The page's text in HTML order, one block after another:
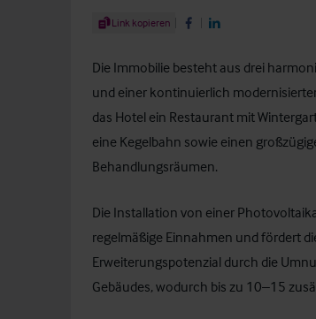
Share Article
Link kopieren Share on Facebook
Share on LinkedIn
Die Immobilie besteht aus drei
und einer kontinuierlich
das Hotel ein Restaurant mit
eine Kegelbahn sowie einen
Behandlungsräumen.
Die Installation von einer
regelmäßige Einnahmen und fördert
Erweiterungspotenzial durch die
Gebäudes, wodurch bis zu 10–15